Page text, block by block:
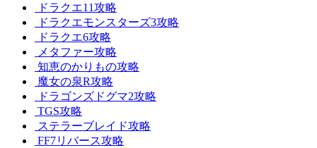
ドラクエ11攻略
ドラクエモンスターズ3攻略
ドラクエ6攻略
メタファー攻略
知恵のかりもの攻略
魔女の泉R攻略
ドラゴンズドグマ2攻略
TGS攻略
ステラーブレイド攻略
FF7リバース攻略